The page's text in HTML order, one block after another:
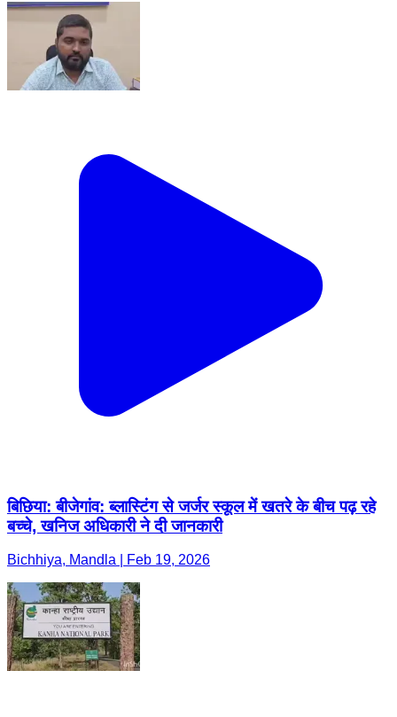
बिछिया: बीजेगांव: ब्लास्टिंग से जर्जर स्कूल में खतरे के बीच पढ़ रहे
बच्चे, खनिज अधिकारी ने दी जानकारी
Bichhiya, Mandla | Feb 19, 2026